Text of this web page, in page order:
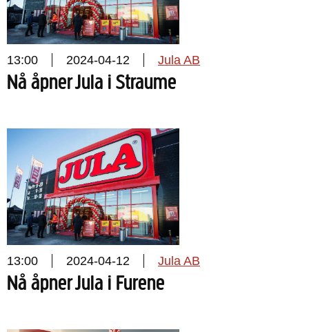
13:00 2024-04-12 Jula AB
Nå åpner Jula i Straume
13:00 2024-04-12 Jula AB
Nå åpner Jula i Furene